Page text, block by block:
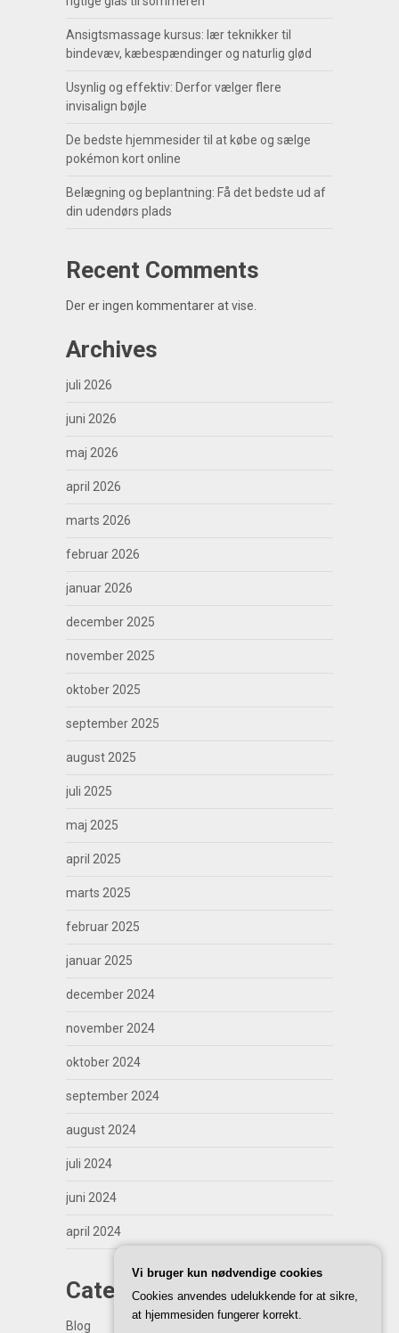
Ansigtsmassage kursus: lær teknikker til
bindevæv, kæbespændinger og naturlig glød
Usynlig og effektiv: Derfor vælger flere
invisalign bøjle
De bedste hjemmesider til at købe og sælge
pokémon kort online
Belægning og beplantning: Få det bedste ud af
din udendørs plads
Recent Comments
Der er ingen kommentarer at vise.
Archives
juli 2026
juni 2026
maj 2026
april 2026
marts 2026
februar 2026
januar 2026
december 2025
november 2025
oktober 2025
september 2025
august 2025
juli 2025
maj 2025
april 2025
marts 2025
februar 2025
januar 2025
december 2024
november 2024
oktober 2024
september 2024
august 2024
juli 2024
juni 2024
april 2024
Categories
Blog
Vi bruger kun nødvendige cookies
Cookies anvendes udelukkende for at sikre,
at hjemmesiden fungerer korrekt.